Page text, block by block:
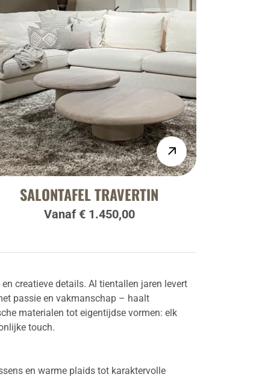
SALONTAFEL TRAVERTIN
Vanaf € 1.450,00
creatieve details. Al tientallen jaren levert
passie en vakmanschap – haalt
materialen tot eigentijdse vormen: elk
touch.
en warme plaids tot karaktervolle